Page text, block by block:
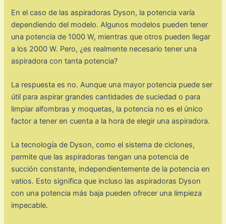
En el caso de las aspiradoras Dyson, la potencia varía
dependiendo del modelo. Algunos modelos pueden tener
una potencia de 1000 W, mientras que otros pueden llegar
a los 2000 W. Pero, ¿es realmente necesario tener una
aspiradora con tanta potencia?
La respuesta es no. Aunque una mayor potencia puede ser
útil para aspirar grandes cantidades de suciedad o para
limpiar alfombras y moquetas, la potencia no es el único
factor a tener en cuenta a la hora de elegir una aspiradora.
La tecnología de Dyson, como el sistema de ciclones,
permite que las aspiradoras tengan una potencia de
succión constante, independientemente de la potencia en
vatios. Esto significa que incluso las aspiradoras Dyson
con una potencia más baja pueden ofrecer una limpieza
impecable.